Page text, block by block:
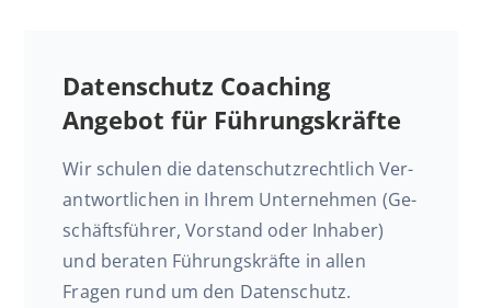
Daten­schutz Coaching
Angebot für Führungskräfte
Wir schulen die da­ten­schutz­recht­lich Ver­
ant­wort­li­chen in Ihrem Un­ter­neh­men (Ge­
schäfts­füh­rer, Vor­stand oder Inhaber)
und beraten Füh­rungs­kräf­te in allen
Fragen rund um den Datenschutz.